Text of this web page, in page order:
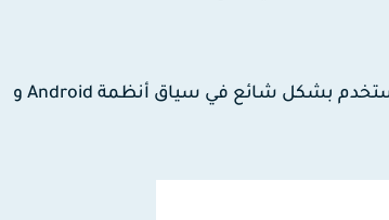
عمومًا، الروت هو مصطلح يشير إلى الوصول الكامل إلى نظام التشغيل ويستخدم بشكل شائع في سياق أنظمة Android و